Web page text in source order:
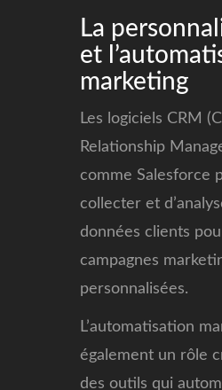
La
et
marketing
Les logiciels CRM
Relationship
comme Salesforce
collecter et
données clients
campagnes
personnalisées.
L’automatisation
également un rôle
des outils qui